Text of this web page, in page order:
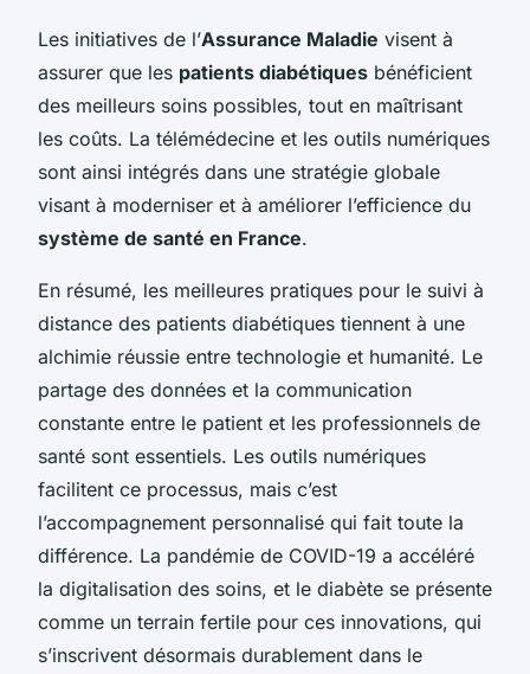
Les initiatives de l’Assurance Maladie visent à
assurer que les patients diabétiques bénéficient
des meilleurs soins possibles, tout en maîtrisant
les coûts. La télémédecine et les outils numériques
sont ainsi intégrés dans une stratégie globale
visant à moderniser et à améliorer l’efficience du
système de santé en France.
En résumé, les meilleures pratiques pour le suivi à
distance des patients diabétiques tiennent à une
alchimie réussie entre technologie et humanité. Le
partage des données et la communication
constante entre le patient et les professionnels de
santé sont essentiels. Les outils numériques
facilitent ce processus, mais c’est
l’accompagnement personnalisé qui fait toute la
différence. La pandémie de COVID-19 a accéléré
la digitalisation des soins, et le diabète se présente
comme un terrain fertile pour ces innovations, qui
s’inscrivent désormais durablement dans le